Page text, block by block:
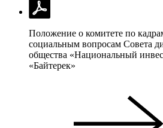
Положение о комитете по
социальным вопросам Совета
общества «Национальный
«Байтерек»